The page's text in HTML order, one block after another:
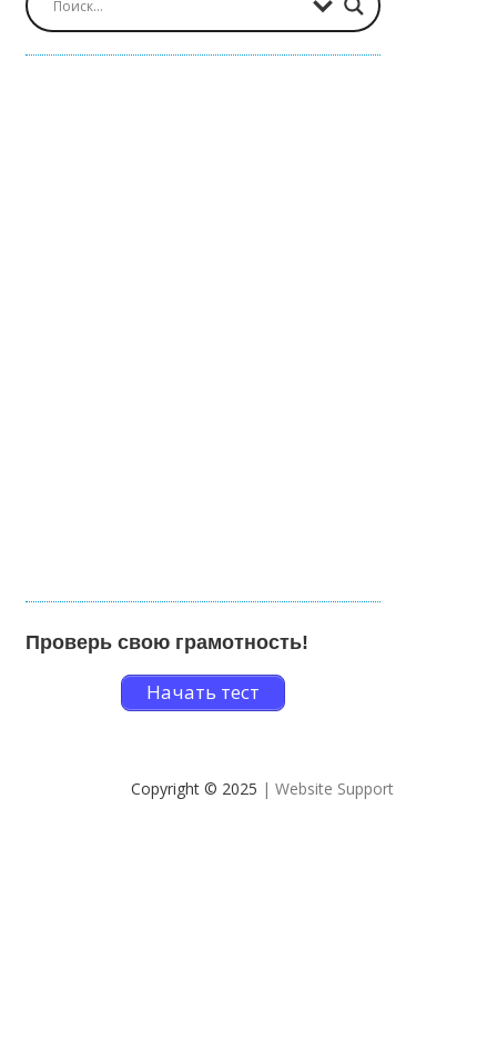
Проверь свою грамотность!
Начать тест
Copyright © 2025 | Website Support